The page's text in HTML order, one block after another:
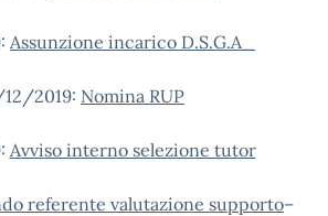
Assunzione incarico D.S.G.A_
2019: Nomina RUP
Avviso interno selezione tutor
referente valutazione supporto–